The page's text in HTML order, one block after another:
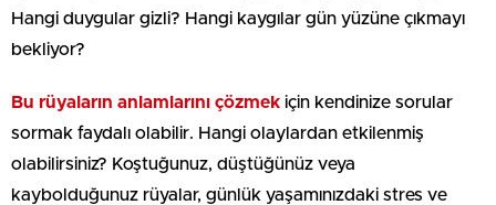
Hangi duygular gizli? Hangi kaygılar gün yüzüne çıkmayı
bekliyor?
Bu rüyaların anlamlarını çözmek için kendinize sorular
sormak faydalı olabilir. Hangi olaylardan etkilenmiş
olabilirsiniz? Koştuğunuz, düştüğünüz veya
kaybolduğunuz rüyalar, günlük yaşamınızdaki stres ve